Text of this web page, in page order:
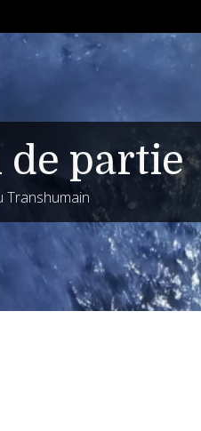
de partie
Transhumain